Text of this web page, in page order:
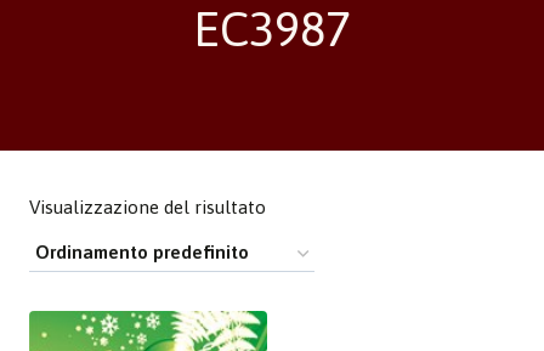
EC3987
Visualizzazione del risultato